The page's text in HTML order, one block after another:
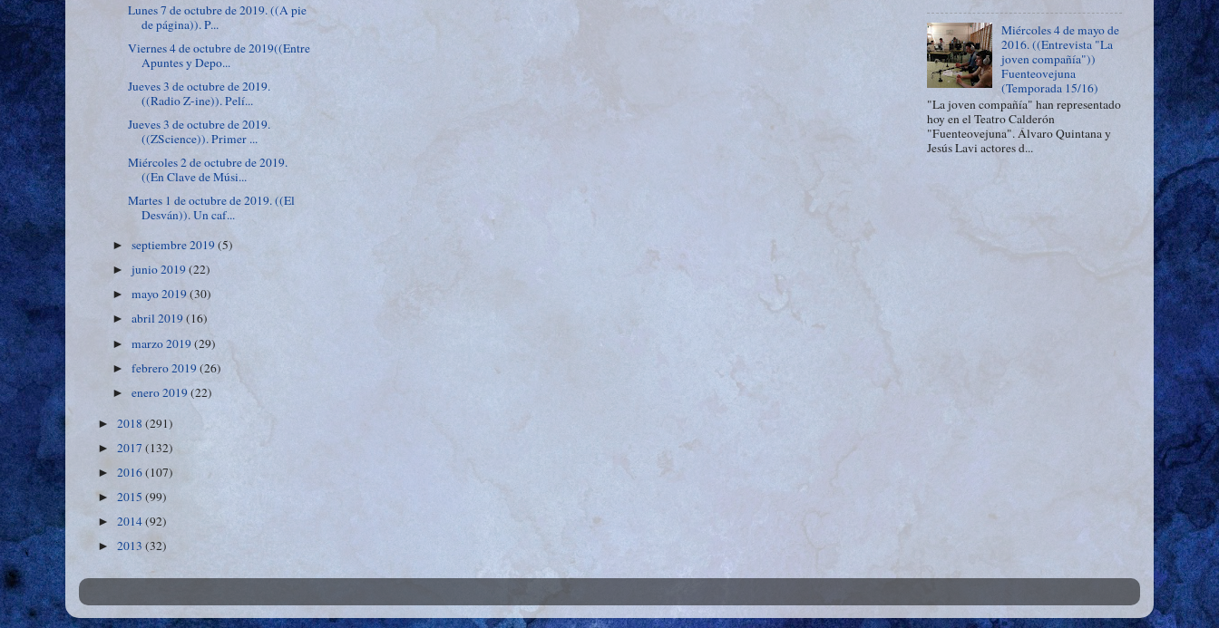
Lunes 7 de octubre de 2019. ((A pie
de página)). P...
Viernes 4 de octubre de 2019((Entre
Apuntes y Depo...
Jueves 3 de octubre de 2019.
((Radio Z-ine)). Pelí...
Jueves 3 de octubre de 2019.
((ZScience)). Primer ...
Miércoles 2 de octubre de 2019.
((En Clave de Músi...
Martes 1 de octubre de 2019. ((El
Desván)). Un caf...
►septiembre 2019(5)
►junio 2019(22)
►mayo 2019(30)
►abril 2019(16)
►marzo 2019(29)
►febrero 2019(26)
►enero 2019(22)
► 2018 (291)
► 2017 (132)
► 2016(107)
► 2015 (99)
► 2014(92)
► 2013 (32)
Miércoles 4 de mayo de
2016. ((Entrevista "La
joven compañía"))
Fuenteovejuna
(Temporada 15/16)
"La joven compañía" han representado
hoy en el Teatro Calderón
"Fuenteovejuna". Álvaro Quintana y
Jesús Lavi actores d...